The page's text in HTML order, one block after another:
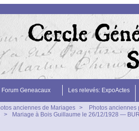
Forum Geneacaux Les relevés: ExpoActes
anciennes de Mariages >
Photos anciennes
> Mariage à Bois Guillaume le 26/12/1928 —